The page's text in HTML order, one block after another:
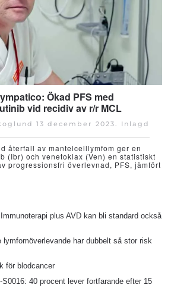
Ökad PFS med
vid recidiv av r/r MCL
13 december 2023. Inlagd
återfall av mantelcelllymfom ger en
(Ibr) och venetoklax (Ven) en statistiskt
progressionsfri överlevnad, PFS, jämfört
plus AVD kan bli standard också
lymfomöverlevande har dubbelt så stor risk
för blodcancer
S0016: 40 procent lever fortfarande efter 15